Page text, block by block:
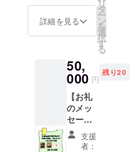
商品の
ラベル
品開封
前には
必ずお
届けの
リター
ンに貼
付され
たラベ
セージ
と米粉
カヌレ
４個
凍）＋
焼き菓
子３個
をお送
りしま
す。
【お菓
子】 名
詳細を見る
リ
タ
ー
ン
を
選
択
す
る
50,
000 円
残り20
【お礼
のメッ
セージ
＋お菓
子１０
支援
者：